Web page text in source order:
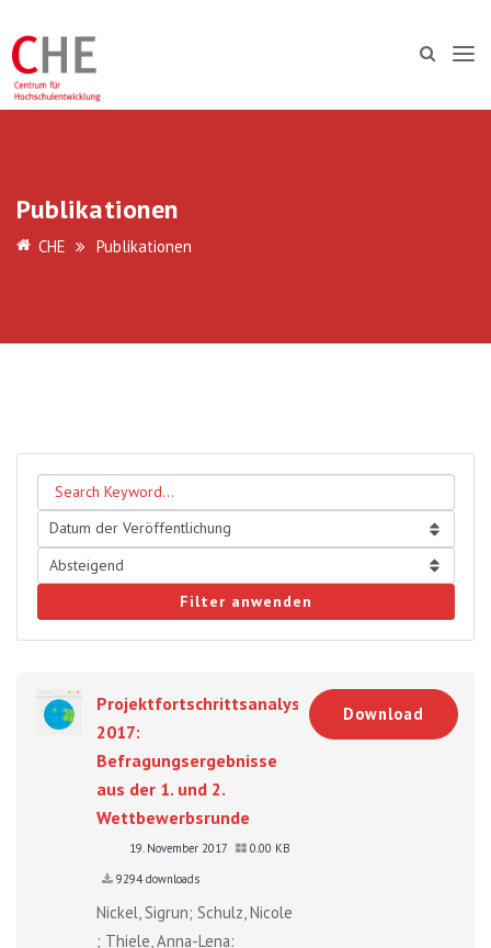
Publikationen
CHE Publikationen
Filter anwenden
Projektfortschrittsanalyse
2017:
Befragungsergebnisse
aus der 1. und 2.
Wettbewerbsrunde
19. November 2017
0.00 KB
9294 downloads
Nickel, Sigrun; Schulz, Nicole
; Thiele, Anna-Lena:
Download